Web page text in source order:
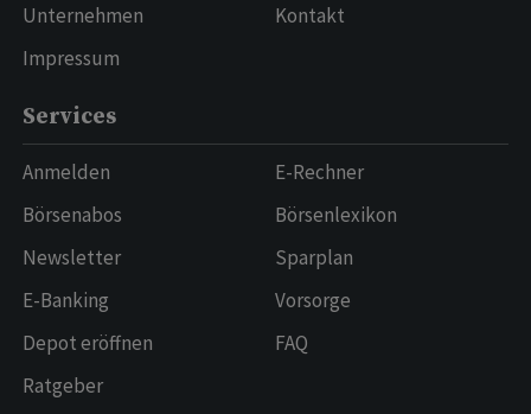
Unternehmen
Impressum
Kontakt
Services
Anmelden
Börsenabos
Newsletter
E-Banking
Depot eröffnen
Ratgeber
E-Rechner
Börsenlexikon
Sparplan
Vorsorge
FAQ